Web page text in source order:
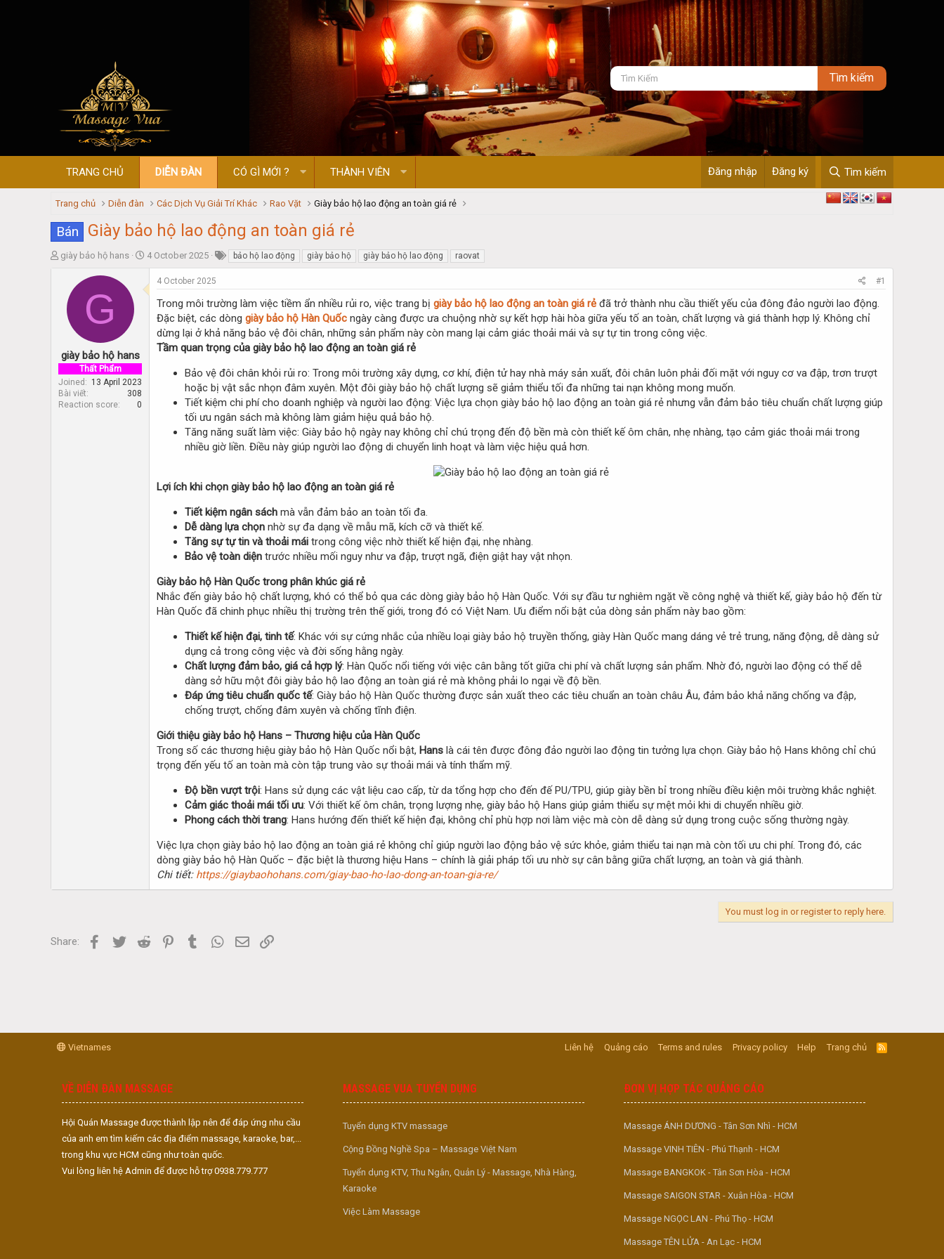
TRANG CHỦ DIỄN ĐÀN CÓ GÌ MỚI ? THÀNH VIÊN Đăng nhập Đăng ký Tìm kiếm
Trang chủ Diễn đàn Các Dịch Vụ Giải Trí Khác Rao Vặt Giày bảo hộ lao động an toàn giá rẻ
Bán Giày bảo hộ lao động an toàn giá rẻ
T
a
t
e
r
giày bảo hộ hans
S
r
4 October 2025 bảo hộ lao động giày bảo hộ giày bảo hộ lao động raovat
G
giày bảo hộ hans
Thất Phẩm
Joined
13 April 2023
Bài viết
308
Reaction score
0
4 October 2025 #1
Trong môi trường làm việc tiềm ẩn nhiều rủi ro, việc trang bị giày bảo hộ lao động an toàn giá rẻ đã trở thành nhu cầu thiết yếu của đông đảo người lao động.
Đặc biệt, các dòng giày bảo hộ Hàn Quốc ngày càng được ưa chuộng nhờ sự kết hợp hài hòa giữa yếu tố an toàn, chất lượng và giá thành hợp lý. Không chỉ
dừng lại ở khả năng bảo vệ đôi chân, những sản phẩm này còn mang lại cảm giác thoải mái và sự tự tin trong công việc.
Tầm quan trọng của giày bảo hộ lao động an toàn giá rẻ
Bảo vệ đôi chân khỏi rủi ro: Trong môi trường xây dựng, cơ khí, điện tử hay nhà máy sản xuất, đôi chân luôn phải đối mặt với nguy cơ va đập, trơn trượt
hoặc bị vật sắc nhọn đâm xuyên. Một đôi giày bảo hộ chất lượng sẽ giảm thiểu tối đa những tai nạn không mong muốn.
Tiết kiệm chi phí cho doanh nghiệp và người lao động: Việc lựa chọn giày bảo hộ lao động an toàn giá rẻ nhưng vẫn đảm bảo tiêu chuẩn chất lượng giúp
tối ưu ngân sách mà không làm giảm hiệu quả bảo hộ.
Tăng năng suất làm việc: Giày bảo hộ ngày nay không chỉ chú trọng đến độ bền mà còn thiết kế ôm chân, nhẹ nhàng, tạo cảm giác thoải mái trong
nhiều giờ liền. Điều này giúp người lao động di chuyển linh hoạt và làm việc hiệu quả hơn.
Lợi ích khi chọn giày bảo hộ lao động an toàn giá rẻ
Tiết kiệm ngân sách mà vẫn đảm bảo an toàn tối đa.
Dễ dàng lựa chọn nhờ sự đa dạng về mẫu mã, kích cỡ và thiết kế.
Tăng sự tự tin và thoải mái trong công việc nhờ thiết kế hiện đại, nhẹ nhàng.
Bảo vệ toàn diện trước nhiều mối nguy như va đập, trượt ngã, điện giật hay vật nhọn.
Giày bảo hộ Hàn Quốc trong phân khúc giá rẻ
Nhắc đến giày bảo hộ chất lượng, khó có thể bỏ qua các dòng giày bảo hộ Hàn Quốc. Với sự đầu tư nghiêm ngặt về công nghệ và thiết kế, giày bảo hộ đến từ
Hàn Quốc đã chinh phục nhiều thị trường trên thế giới, trong đó có Việt Nam. Ưu điểm nổi bật của dòng sản phẩm này bao gồm:
Thiết kế hiện đại, tinh tế: Khác với sự cứng nhắc của nhiều loại giày bảo hộ truyền thống, giày Hàn Quốc mang dáng vẻ trẻ trung, năng động, dễ dàng sử
dụng cả trong công việc và đời sống hằng ngày.
Chất lượng đảm bảo, giá cả hợp lý: Hàn Quốc nổi tiếng với việc cân bằng tốt giữa chi phí và chất lượng sản phẩm. Nhờ đó, người lao động có thể dễ
dàng sở hữu một đôi giày bảo hộ lao động an toàn giá rẻ mà không phải lo ngại về độ bền.
Đáp ứng tiêu chuẩn quốc tế: Giày bảo hộ Hàn Quốc thường được sản xuất theo các tiêu chuẩn an toàn châu Âu, đảm bảo khả năng chống va đập,
chống trượt, chống đâm xuyên và chống tĩnh điện.
Giới thiệu giày bảo hộ Hans – Thương hiệu của Hàn Quốc
Trong số các thương hiệu giày bảo hộ Hàn Quốc nổi bật, Hans là cái tên được đông đảo người lao động tin tưởng lựa chọn. Giày bảo hộ Hans không chỉ chú
trọng đến yếu tố an toàn mà còn tập trung vào sự thoải mái và tính thẩm mỹ.
Độ bền vượt trội: Hans sử dụng các vật liệu cao cấp, từ da tổng hợp cho đến đế PU/TPU, giúp giày bền bỉ trong nhiều điều kiện môi trường khắc nghiệt.
Cảm giác thoải mái tối ưu: Với thiết kế ôm chân, trọng lượng nhẹ, giày bảo hộ Hans giúp giảm thiểu sự mệt mỏi khi di chuyển nhiều giờ.
Phong cách thời trang: Hans hướng đến thiết kế hiện đại, không chỉ phù hợp nơi làm việc mà còn dễ dàng sử dụng trong cuộc sống thường ngày.
Việc lựa chọn giày bảo hộ lao động an toàn giá rẻ không chỉ giúp người lao động bảo vệ sức khỏe, giảm thiểu tai nạn mà còn tối ưu chi phí. Trong đó, các
dòng giày bảo hộ Hàn Quốc – đặc biệt là thương hiệu Hans – chính là giải pháp tối ưu nhờ sự cân bằng giữa chất lượng, an toàn và giá thành.
Chi tiết: https://giaybaohohans.com/giay-bao-ho-lao-dong-an-toan-gia-re/
You must log in or register to reply here.
Share: Facebook
Twitter Reddit PinterestTumblr WhatsApp
Email
Vietnames Liên hệ Quảng cáo Terms and rules Privacy policy Help Trang chủ
R
S
VỀ DIỄN ĐÀN MASSAGE
Hội Quán Massage được thành lập nên để đáp ứng nhu cầu
của anh em tìm kiếm các địa điểm massage, karaoke, bar,...
trong khu vực HCM cũng như toàn quốc.
Vui lòng liên hệ Admin để được hỗ trợ 0938.779.777
MASSAGE VUA TUYỂN DỤNG
Tuyển dụng KTV massage
Cộng Đồng Nghề Spa – Massage Việt Nam
Tuyển dụng KTV, Thu Ngân, Quản Lý - Massage, Nhà Hàng,
Karaoke
Việc Làm Massage
ĐƠN VỊ HỢP TÁC QUẢNG CÁO
Massage ÁNH DƯƠNG - Tân Sơn Nhì - HCM
Massage VINH TIÊN - Phú Thạnh - HCM
Massage BANGKOK - Tân Sơn Hòa - HCM
Massage SAIGON STAR - Xuân Hòa - HCM
Massage NGỌC LAN - Phú Thọ - HCM
Massage TÊN LỬA - An Lạc - HCM